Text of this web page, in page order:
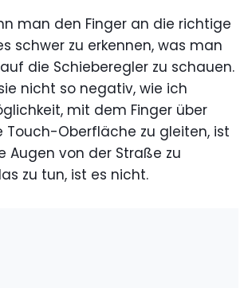
man den Finger an die richtige
schwer zu erkennen, was man
die Schieberegler zu schauen.
nicht so negativ, wie ich
mit dem Finger über
Touch-Oberfläche zu gleiten, ist
Augen von der Straße zu
zu tun, ist es nicht.